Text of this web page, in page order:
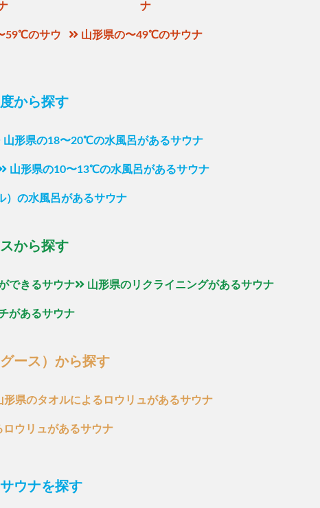
ナ
59℃のサウ
山形県の〜49℃のサウナ
から探す
山形県の18〜20℃の水風呂があるサウナ
山形県の10〜13℃の水風呂があるサウナ
の水風呂があるサウナ
から探す
できるサウナ 山形県のリクライニングがあるサウナ
があるサウナ
ース）から探す
形県のタオルによるロウリュがあるサウナ
ウリュがあるサウナ
ウナを探す